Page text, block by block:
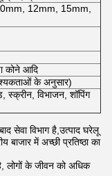
12mm, 15mm,
कोने आदि
के अनुसार)
स्क्रीन, विभाजन, शॉपिंग
सेवा विभाग है,उत्पाद घरेलू
बाजार में अच्छी प्रतिष्ठा का
लोगों के जीवन को अधिक